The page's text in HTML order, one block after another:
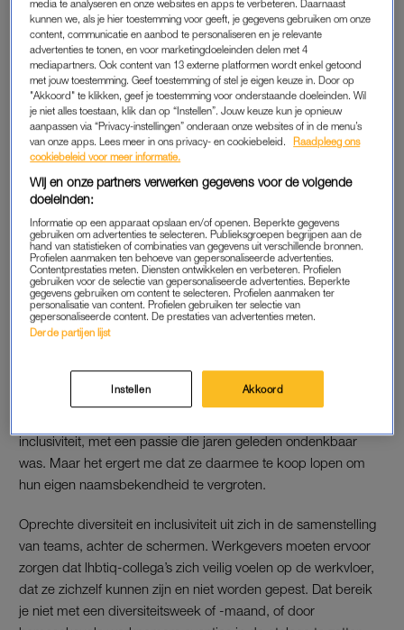
het gezicht toveren’, maar het is eigenlijk om te janken. De
holle slogan ’Time to be proud – Pride Whopper’ is ook een
vorm vanpinkwashing. Bedrijfslogo’s veranderen constant van
kleur, van de Oekraïense vlag naar de regenboogvlag, tot de
volgende trend.
Sommigen vinden vast dat ik te veel zeur. Is het dan nooit
goed? Er zijn ook lhbtiq’ers die het juist waardevol vinden dat
hun rolmodellen dankzij hippe merken een groter platform
krijgen. Via optimistische, gelikte campagnes bereik je niet
alleen de eigen bubbel maar ook het mainstreampubliek. We
moeten blij zijn dat multinationals een symbolisch bedrag
doneren aan een goed doel, al is het één keer per jaar. Beter
iets dan niets, is het idee.
Voorheen deden merken alles om uit het politieke en
miljoenencampagne te activistisch werd, lieten merken
diegene snel vallen. Die strategie is nu volledig omgedraaid.
inclusiviteit, met een passie die jaren geleden ondenkbaar
was. Maar het ergert me dat ze daarmee te koop lopen om
hun eigen naamsbekendheid te vergroten.
Oprechte diversiteit en inclusiviteit uit zich in de samenstelling
van teams, achter de schermen. Werkgevers moeten ervoor
zorgen dat lhbtiq-collega’s zich veilig voelen op de werkvloer,
dat ze zichzelf kunnen zijn en niet worden gepest. Dat bereik
je niet met een diversiteitsweek of -maand, of door
media te analyseren en onze websites en apps te verbeteren. Daarnaast
kunnen we, als je hier toestemming voor geeft, je gegevens gebruiken om onze
content, communicatie en aanbod te personaliseren en je relevante
advertenties te tonen, en voor marketingdoeleinden delen met 4
mediapartners. Ook content van 13 externe platformen wordt enkel getoond
met jouw toestemming. Geef toestemming of stel je eigen keuze in. Door op
"Akkoord" te klikken, geef je toestemming voor onderstaande doeleinden. Wil
je niet alles toestaan, klik dan op “Instellen”. Jouw keuze kun je opnieuw
aanpassen via “Privacy-instellingen” onderaan onze websites of in de menu’s
van onze apps. Lees meer in ons privacy- en cookiebeleid.
Raadpleeg ons
cookiebeleid voor meer informatie.
Wij en onze partners verwerken gegevens voor de volgende
doeleinden:
Informatie op een apparaat opslaan en/of openen. Beperkte gegevens
gebruiken om advertenties te selecteren. Publieksgroepen begrijpen aan de
hand van statistieken of combinaties van gegevens uit verschillende bronnen.
Profielen aanmaken ten behoeve van gepersonaliseerde advertenties.
Contentprestaties meten. Diensten ontwikkelen en verbeteren. Profielen
gebruiken voor de selectie van gepersonaliseerde advertenties. Beperkte
gegevens gebruiken om content te selecteren. Profielen aanmaken ter
personalisatie van content. Profielen gebruiken ter selectie van
gepersonaliseerde content. De prestaties van advertenties meten.
Derde partijen lijst
Instellen Akkoord